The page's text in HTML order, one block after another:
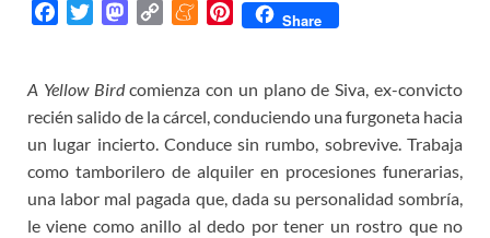
e
b
o
o
k
t
t
e
r
M
t
o
d
o
n
y
L
i
n
k
M
e
a
m
e
P
e
r
e
s
t
Share
A Yellow Birdcomienza con un plano de Siva, ex-convicto
recién salido de la cárcel, conduciendo una furgoneta hacia
un lugar incierto. Conduce sin rumbo, sobrevive. Trabaja
como tamborilero de alquiler en procesiones funerarias,
una labor mal pagada que, dada su personalidad sombría,
le viene como anillo al dedo por tener un rostro que no